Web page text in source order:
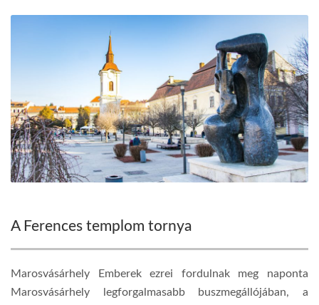
A Ferences templom tornya
Marosvásárhely Emberek ezrei fordulnak meg naponta
Marosvásárhely legforgalmasabb buszmegállójában, a